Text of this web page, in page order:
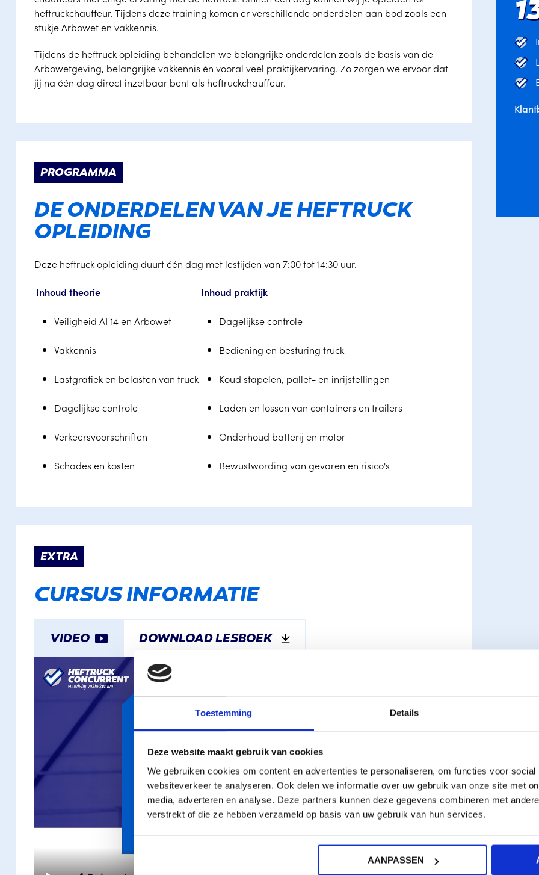
Toestemming Details
Deze website maakt gebruik van cookies
We gebruiken cookies om content en advertenties te personaliseren, om functies voor
websiteverkeer te analyseren. Ook delen we informatie over uw gebruik van onze site met
media, adverteren en analyse. Deze partners kunnen deze gegevens combineren met
verstrekt of die ze hebben verzameld op basis van uw gebruik van hun services.
AANPASSEN
heftruckchauffeur. Tijdens deze training komen er verschillende onderdelen aan bod zoals een
stukje Arbowet en vakkennis.
Tijdens de heftruck opleiding behandelen we belangrijke onderdelen zoals de basis van de
Arbowetgeving, belangrijke vakkennis én vooral veel praktijkervaring. Zo zorgen we ervoor dat
jij na één dag direct inzetbaar bent als heftruckchauffeur.
PROGRAMMA
DE ONDERDELEN VAN JE HEFTRUCK
OPLEIDING
Deze heftruck opleiding duurt één dag met lestijden van 7:00 tot 14:30 uur.
Inhoud theorie Inhoud praktijk
Veiligheid AI 14 en Arbowet Dagelijkse controle
Vakkennis Bediening en besturing truck
Lastgrafiek en belasten van truck Koud stapelen, pallet- en inrijstellingen
Dagelijkse controle Laden en lossen van containers en trailers
Verkeersvoorschriften Onderhoud batterij en motor
Schades en kosten Bewustwording van gevaren en risico's
EXTRA
CURSUS INFORMATIE
VIDEO DOWNLOAD LESBOEK
PLAY